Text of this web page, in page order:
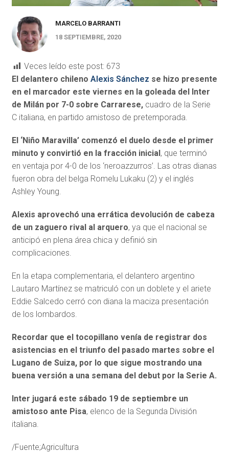
MARCELO BARRANTI
18 SEPTIEMBRE, 2020
Veces leído este post: 673
El delantero chileno Alexis Sánchez se hizo presente
en el marcador este viernes en la goleada del Inter
de Milán por 7-0 sobre Carrarese,cuadro de la Serie
C italiana, en partido amistoso de pretemporada.
El ‘Niño Maravilla’ comenzó el duelo desde el primer
minuto y convirtió en la fracción inicial , que terminó
en ventaja por 4-0 de los ‘neroazzurros’. Las otras dianas
fueron obra del belga Romelu Lukaku (2) y el inglés
Ashley Young.
Alexis aprovechó una errática devolución de cabeza
de un zaguero rival al arquero, ya que el nacional se
anticipó en plena área chica y definió sin
complicaciones.
En la etapa complementaria, el delantero argentino
Lautaro Martínez se matriculó con un doblete y el ariete
Eddie Salcedo cerró con diana la maciza presentación
de los lombardos.
Recordar que el tocopillano venía de registrar dos
asistencias en el triunfo del pasado martes sobre el
Lugano de Suiza, por lo que sigue mostrando una
buena versión a una semana del debut por la Serie A.
Inter jugará este sábado 19 de septiembre un
amistoso ante Pisa, elenco de la Segunda División
italiana.
/Fuente;Agricultura